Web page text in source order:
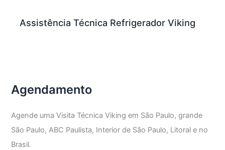
Assistência Técnica Refrigerador Viking
Agendamento
Agende uma Visita Técnica Viking em São Paulo, grande
São Paulo, ABC Paulista, Interior de São Paulo, Litoral e no
Brasil.